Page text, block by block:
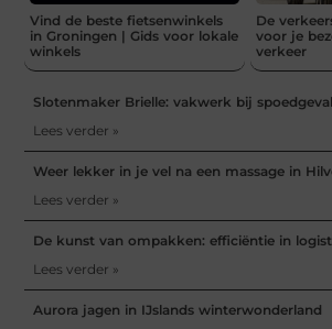
Vind de beste fietsenwinkels
in Groningen | Gids voor lokale
winkels
De
voor je
verkeer
Slotenmaker Brielle: vakwerk bij
Lees verder »
Weer lekker in je vel na een massage in
Lees verder »
De kunst van ompakken: efficiëntie in
Lees verder »
Aurora jagen in IJslands winterwonderland